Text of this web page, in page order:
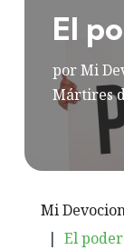
El
porMi
Mártires
Mi
| El